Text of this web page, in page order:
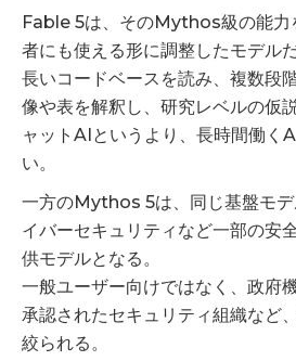
Fable 5は、そのMythos級の能力
者にも使える形に調整したモデルだ
長いコードベースを読み、複数段
像や表を解釈し、研究レベルの仮
ャットAIというより、長時間働く
い。
一方のMythos 5は、同じ基盤モ
イバーセキュリティなど一部の安
供モデルとなる。
一般ユーザー向けではなく、政府
承認されたセキュリティ組織など
絞られる。